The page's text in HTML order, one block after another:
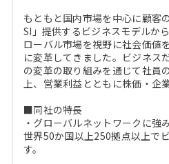
もともと国内市場を中心に顧客
SI」提供するビジネスモデルか
ローバル市場を視野に社会価値
に変革してきました。ビジネス
の変革の取り組みを通じて社員
上、営業利益とともに株価・企
■同社の特長
・グローバルネットワークに強
世界50か国以上250拠点以上で
す。